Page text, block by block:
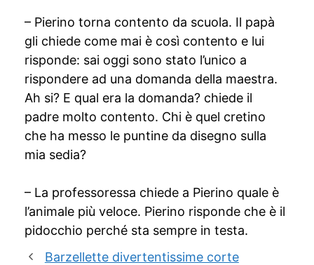
– Pierino torna contento da scuola. Il papà
gli chiede come mai è così contento e lui
risponde: sai oggi sono stato l’unico a
rispondere ad una domanda della maestra.
Ah si? E qual era la domanda? chiede il
padre molto contento. Chi è quel cretino
che ha messo le puntine da disegno sulla
mia sedia?
– La professoressa chiede a Pierino quale è
l’animale più veloce. Pierino risponde che è il
pidocchio perché sta sempre in testa.
Barzellette divertentissime corte